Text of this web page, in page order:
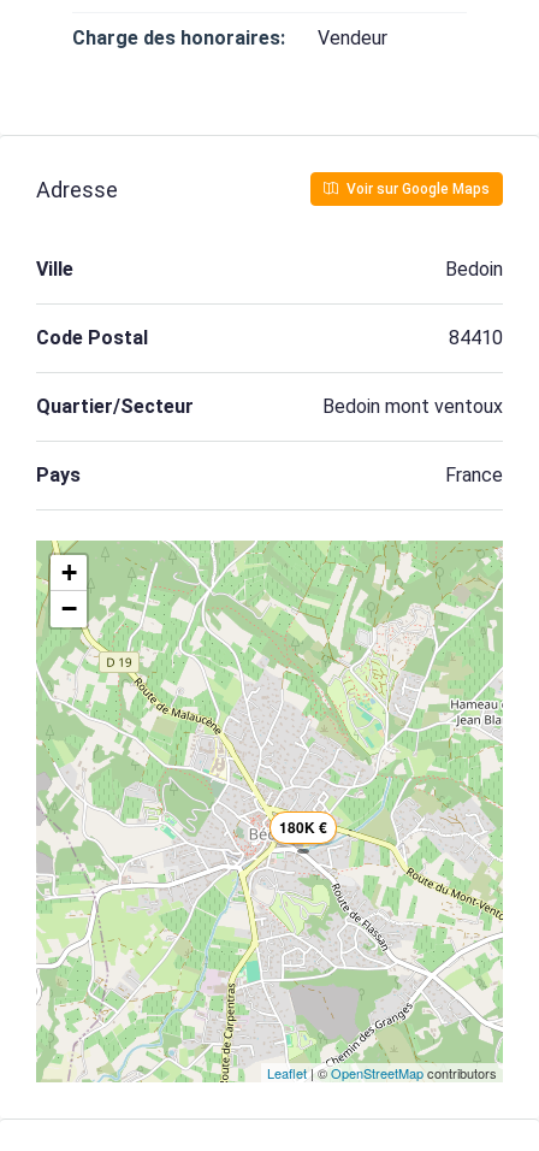
Charge des honoraires: Vendeur
Adresse Voir sur Google Maps
Ville Bedoin
Code Postal 84410
Quartier/Secteur Bedoin mont ventoux
Pays France
180K €
+
−
Leaflet| ©OpenStreetMapcontributors